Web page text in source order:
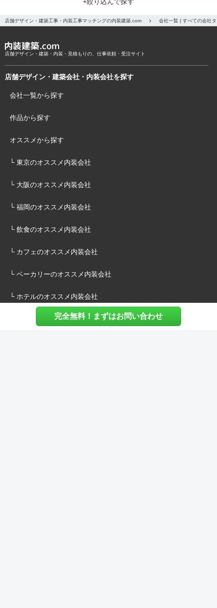
完全無料！まずはお問い合わせ
店舗デザイン・建築工事・内装工事マッチングの内装建築.com 会社一覧 ( すべての会社
店舗デザイン・建築・内装・見積もりの、仕事依頼・受注サイト
店舗デザイン・建築会社・内装会社を探す
会社一覧から探す
作品から探す
オススメから探す
└ 東京のオススメ内装会社
└ 大阪のオススメ内装会社
└ 福岡のオススメ内装会社
└ 飲食のオススメ内装会社
└ カフェのオススメ内装会社
└ ベーカリーのオススメ内装会社
└ ホテルのオススメ内装会社